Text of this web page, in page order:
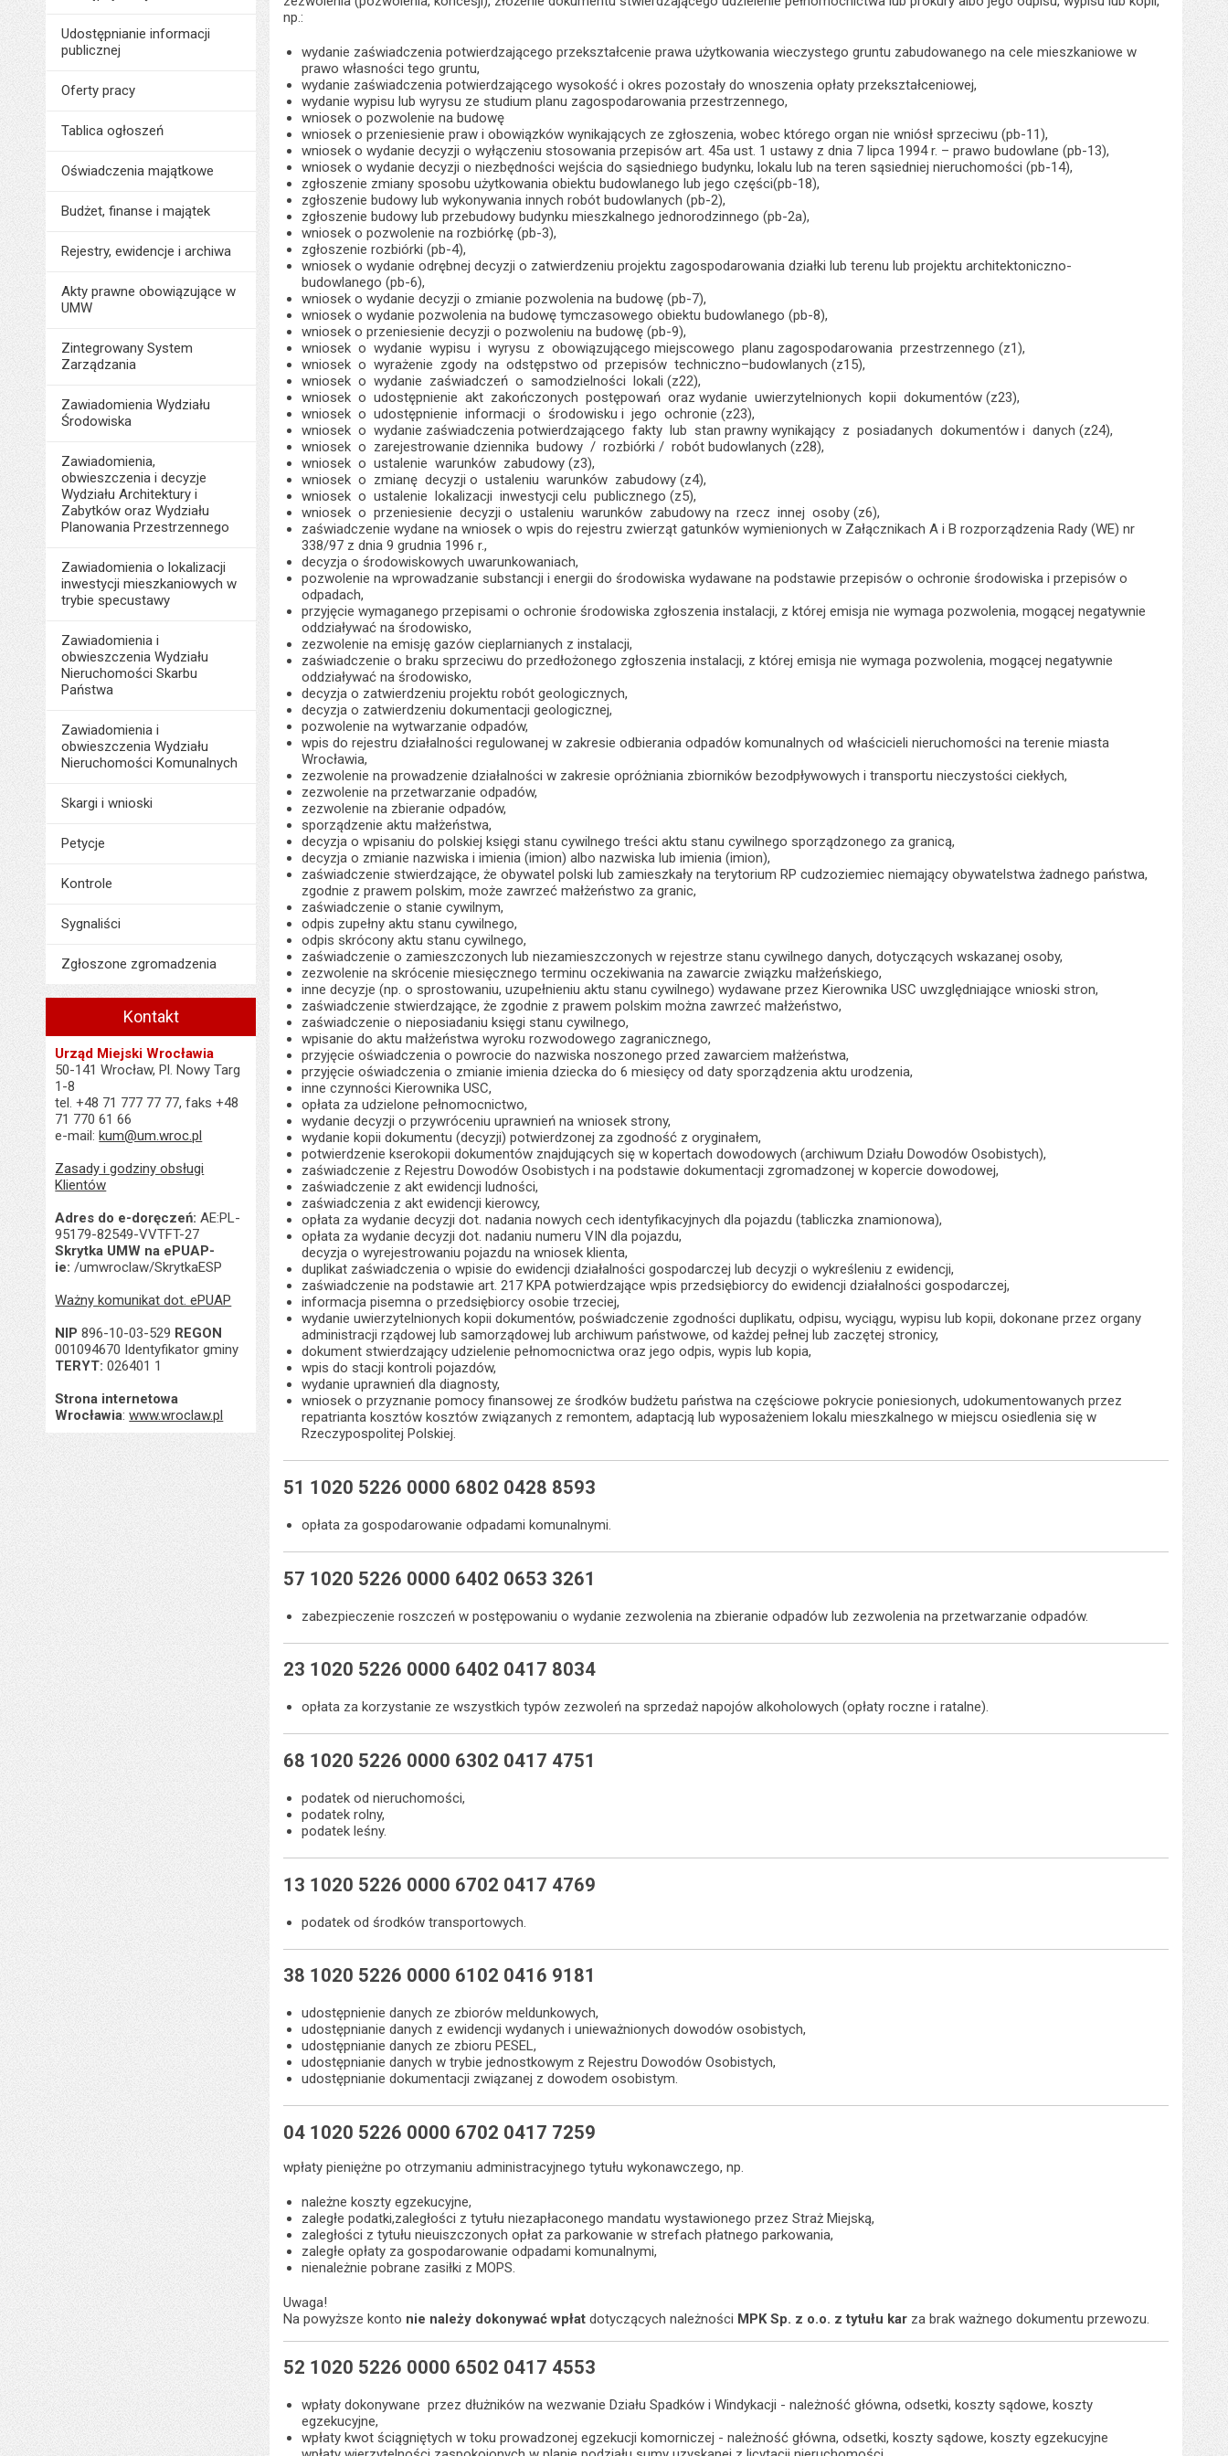
Udostępnianie informacji
publicznej
Oferty pracy
Tablica ogłoszeń
Oświadczenia majątkowe
Budżet, finanse i majątek
Rejestry, ewidencje i archiwa
Akty prawne obowiązujące w
UMW
Zintegrowany System
Zarządzania
Zawiadomienia Wydziału
Środowiska
Zawiadomienia,
obwieszczenia i decyzje
Wydziału Architektury i
Zabytków oraz Wydziału
Planowania Przestrzennego
Zawiadomienia o lokalizacji
inwestycji mieszkaniowych w
trybie specustawy
Zawiadomienia i
obwieszczenia Wydziału
Nieruchomości Skarbu
Państwa
Zawiadomienia i
obwieszczenia Wydziału
Nieruchomości Komunalnych
Skargi i wnioski
Petycje
Kontrole
Sygnaliści
Zgłoszone zgromadzenia
Kontakt
Urząd Miejski Wrocławia
50-141 Wrocław, Pl. Nowy Targ
1-8
tel. +48 71 777 77 77, faks +48
71 770 61 66
e-mail:kum@um.wroc.pl
Zasady i godziny obsługi
Klientów
Adres do e-doręczeń: AE:PL-
95179-82549-VVTFT-27
Skrytka UMW na ePUAP-
ie: /umwroclaw/SkrytkaESP
Ważny komunikat dot. ePUAP
NIP 896-10-03-529 REGON
001094670 Identyfikator gminy
TERYT: 026401 1
Strona internetowa
Wrocławia:www.wroclaw.pl
np.:
wydanie zaświadczenia potwierdzającego przekształcenie prawa użytkowania wieczystego gruntu zabudowanego na cele mieszkaniowe w
prawo własności tego gruntu,
wydanie zaświadczenia potwierdzającego wysokość i okres pozostały do wnoszenia opłaty przekształceniowej,
wydanie wypisu lub wyrysu ze studium planu zagospodarowania przestrzennego,
wniosek o pozwolenie na budowę
wniosek o przeniesienie praw i obowiązków wynikających ze zgłoszenia, wobec którego organ nie wniósł sprzeciwu (pb-11),
wniosek o wydanie decyzji o wyłączeniu stosowania przepisów art. 45a ust. 1 ustawy z dnia 7 lipca 1994 r. – prawo budowlane (pb-13),
wniosek o wydanie decyzji o niezbędności wejścia do sąsiedniego budynku, lokalu lub na teren sąsiedniej nieruchomości (pb-14),
zgłoszenie zmiany sposobu użytkowania obiektu budowlanego lub jego części(pb-18),
zgłoszenie budowy lub wykonywania innych robót budowlanych (pb-2),
zgłoszenie budowy lub przebudowy budynku mieszkalnego jednorodzinnego (pb-2a),
wniosek o pozwolenie na rozbiórkę (pb-3),
zgłoszenie rozbiórki (pb-4),
wniosek o wydanie odrębnej decyzji o zatwierdzeniu projektu zagospodarowania działki lub terenu lub projektu architektoniczno-
budowlanego (pb-6),
wniosek o wydanie decyzji o zmianie pozwolenia na budowę (pb-7),
wniosek o wydanie pozwolenia na budowę tymczasowego obiektu budowlanego (pb-8),
wniosek o przeniesienie decyzji o pozwoleniu na budowę (pb-9),
wniosek o wydanie wypisu i wyrysu z obowiązującego miejscowego planu zagospodarowania przestrzennego (z1),
wniosek o wyrażenie zgody na odstępstwo od przepisów techniczno–budowlanych (z15),
wniosek o wydanie zaświadczeń o samodzielności lokali (z22),
wniosek o udostępnienie akt zakończonych postępowań oraz wydanie uwierzytelnionych kopii dokumentów (z23),
wniosek o udostępnienie informacji o środowisku i jego ochronie (z23),
wniosek o wydanie zaświadczenia potwierdzającego fakty lub stan prawny wynikający z posiadanych dokumentów i danych (z24),
wniosek o zarejestrowanie dziennika budowy / rozbiórki / robót budowlanych (z28),
wniosek o ustalenie warunków zabudowy (z3),
wniosek o zmianę decyzji o ustaleniu warunków zabudowy (z4),
wniosek o ustalenie lokalizacji inwestycji celu publicznego (z5),
wniosek o przeniesienie decyzji o ustaleniu warunków zabudowy na rzecz innej osoby (z6),
zaświadczenie wydane na wniosek o wpis do rejestru zwierząt gatunków wymienionych w Załącznikach A i B rozporządzenia Rady (WE) nr
338/97 z dnia 9 grudnia 1996 r.,
decyzja o środowiskowych uwarunkowaniach,
pozwolenie na wprowadzanie substancji i energii do środowiska wydawane na podstawie przepisów o ochronie środowiska i przepisów o
odpadach,
przyjęcie wymaganego przepisami o ochronie środowiska zgłoszenia instalacji, z której emisja nie wymaga pozwolenia, mogącej negatywnie
oddziaływać na środowisko,
zezwolenie na emisję gazów cieplarnianych z instalacji,
zaświadczenie o braku sprzeciwu do przedłożonego zgłoszenia instalacji, z której emisja nie wymaga pozwolenia, mogącej negatywnie
oddziaływać na środowisko,
decyzja o zatwierdzeniu projektu robót geologicznych,
decyzja o zatwierdzeniu dokumentacji geologicznej,
pozwolenie na wytwarzanie odpadów,
wpis do rejestru działalności regulowanej w zakresie odbierania odpadów komunalnych od właścicieli nieruchomości na terenie miasta
Wrocławia,
zezwolenie na prowadzenie działalności w zakresie opróżniania zbiorników bezodpływowych i transportu nieczystości ciekłych,
zezwolenie na przetwarzanie odpadów,
zezwolenie na zbieranie odpadów,
sporządzenie aktu małżeństwa,
decyzja o wpisaniu do polskiej księgi stanu cywilnego treści aktu stanu cywilnego sporządzonego za granicą,
decyzja o zmianie nazwiska i imienia (imion) albo nazwiska lub imienia (imion),
zaświadczenie stwierdzające, że obywatel polski lub zamieszkały na terytorium RP cudzoziemiec niemający obywatelstwa żadnego państwa,
zgodnie z prawem polskim, może zawrzeć małżeństwo za granic,
zaświadczenie o stanie cywilnym,
odpis zupełny aktu stanu cywilnego,
odpis skrócony aktu stanu cywilnego,
zaświadczenie o zamieszczonych lub niezamieszczonych w rejestrze stanu cywilnego danych, dotyczących wskazanej osoby,
zezwolenie na skrócenie miesięcznego terminu oczekiwania na zawarcie związku małżeńskiego,
inne decyzje (np. o sprostowaniu, uzupełnieniu aktu stanu cywilnego) wydawane przez Kierownika USC uwzględniające wnioski stron,
zaświadczenie stwierdzające, że zgodnie z prawem polskim można zawrzeć małżeństwo,
zaświadczenie o nieposiadaniu księgi stanu cywilnego,
wpisanie do aktu małżeństwa wyroku rozwodowego zagranicznego,
przyjęcie oświadczenia o powrocie do nazwiska noszonego przed zawarciem małżeństwa,
przyjęcie oświadczenia o zmianie imienia dziecka do 6 miesięcy od daty sporządzenia aktu urodzenia,
inne czynności Kierownika USC,
opłata za udzielone pełnomocnictwo,
wydanie decyzji o przywróceniu uprawnień na wniosek strony,
wydanie kopii dokumentu (decyzji) potwierdzonej za zgodność z oryginałem,
potwierdzenie kserokopii dokumentów znajdujących się w kopertach dowodowych (archiwum Działu Dowodów Osobistych),
zaświadczenie z Rejestru Dowodów Osobistych i na podstawie dokumentacji zgromadzonej w kopercie dowodowej,
zaświadczenie z akt ewidencji ludności,
zaświadczenia z akt ewidencji kierowcy,
opłata za wydanie decyzji dot. nadania nowych cech identyfikacyjnych dla pojazdu (tabliczka znamionowa),
opłata za wydanie decyzji dot. nadaniu numeru VIN dla pojazdu,
decyzja o wyrejestrowaniu pojazdu na wniosek klienta,
duplikat zaświadczenia o wpisie do ewidencji działalności gospodarczej lub decyzji o wykreśleniu z ewidencji,
zaświadczenie na podstawie art. 217 KPA potwierdzające wpis przedsiębiorcy do ewidencji działalności gospodarczej,
informacja pisemna o przedsiębiorcy osobie trzeciej,
wydanie uwierzytelnionych kopii dokumentów, poświadczenie zgodności duplikatu, odpisu, wyciągu, wypisu lub kopii, dokonane przez organy
administracji rządowej lub samorządowej lub archiwum państwowe, od każdej pełnej lub zaczętej stronicy,
dokument stwierdzający udzielenie pełnomocnictwa oraz jego odpis, wypis lub kopia,
wpis do stacji kontroli pojazdów,
wydanie uprawnień dla diagnosty,
wniosek o przyznanie pomocy finansowej ze środków budżetu państwa na częściowe pokrycie poniesionych, udokumentowanych przez
repatrianta kosztów kosztów związanych z remontem, adaptacją lub wyposażeniem lokalu mieszkalnego w miejscu osiedlenia się w
Rzeczypospolitej Polskiej.
51 1020 5226 0000 6802 0428 8593
opłata za gospodarowanie odpadami komunalnymi.
57 1020 5226 0000 6402 0653 3261
zabezpieczenie roszczeń w postępowaniu o wydanie zezwolenia na zbieranie odpadów lub zezwolenia na przetwarzanie odpadów.
23 1020 5226 0000 6402 0417 8034
opłata za korzystanie ze wszystkich typów zezwoleń na sprzedaż napojów alkoholowych (opłaty roczne i ratalne).
68 1020 5226 0000 6302 0417 4751
podatek od nieruchomości,
podatek rolny,
podatek leśny.
13 1020 5226 0000 6702 0417 4769
podatek od środków transportowych.
38 1020 5226 0000 6102 0416 9181
udostępnienie danych ze zbiorów meldunkowych,
udostępnianie danych z ewidencji wydanych i unieważnionych dowodów osobistych,
udostępnianie danych ze zbioru PESEL,
udostępnianie danych w trybie jednostkowym z Rejestru Dowodów Osobistych,
udostępnianie dokumentacji związanej z dowodem osobistym.
04 1020 5226 0000 6702 0417 7259
wpłaty pieniężne po otrzymaniu administracyjnego tytułu wykonawczego, np.
należne koszty egzekucyjne,
zaległe podatki,zaległości z tytułu niezapłaconego mandatu wystawionego przez Straż Miejską,
zaległości z tytułu nieuiszczonych opłat za parkowanie w strefach płatnego parkowania,
zaległe opłaty za gospodarowanie odpadami komunalnymi,
nienależnie pobrane zasiłki z MOPS.
Uwaga!
Na powyższe konto nie należy dokonywać wpłat dotyczących należności MPK Sp. z o.o. z tytułu kar za brak ważnego dokumentu przewozu.
52 1020 5226 0000 6502 0417 4553
wpłaty dokonywane przez dłużników na wezwanie Działu Spadków i Windykacji - należność główna, odsetki, koszty sądowe, koszty
egzekucyjne,
wpłaty kwot ściągniętych w toku prowadzonej egzekucji komorniczej - należność główna, odsetki, koszty sądowe, koszty egzekucyjne